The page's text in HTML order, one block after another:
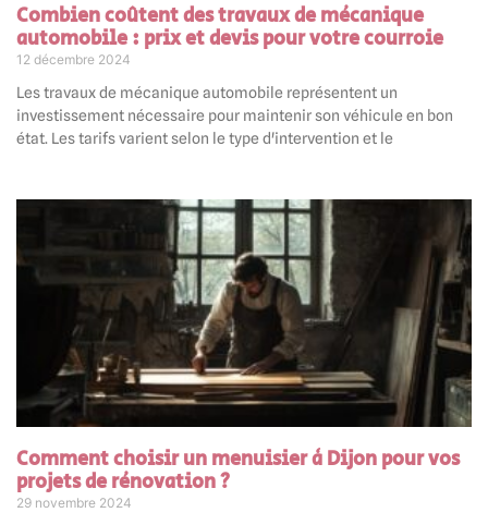
Combien coûtent des travaux de mécanique
automobile : prix et devis pour votre courroie
12 décembre 2024
Les travaux de mécanique automobile représentent un
investissement nécessaire pour maintenir son véhicule en bon
état. Les tarifs varient selon le type d'intervention et le
Comment choisir un menuisier à Dijon pour vos
projets de rénovation ?
29 novembre 2024